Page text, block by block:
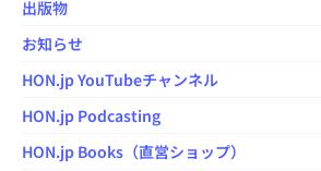
出版物
お知らせ
HON.jp YouTubeチャンネル
HON.jp Podcasting
HON.jp Books（直営ショップ）